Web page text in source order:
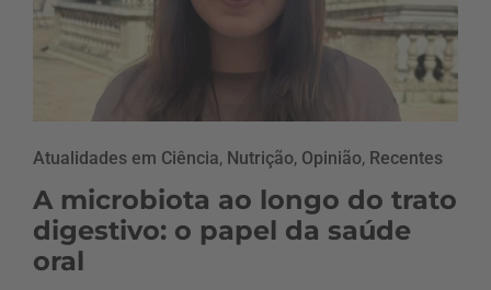
Atualidades em Ciência, Nutrição, Opinião, Recentes
A microbiota ao longo do trato
digestivo: o papel da saúde
oral